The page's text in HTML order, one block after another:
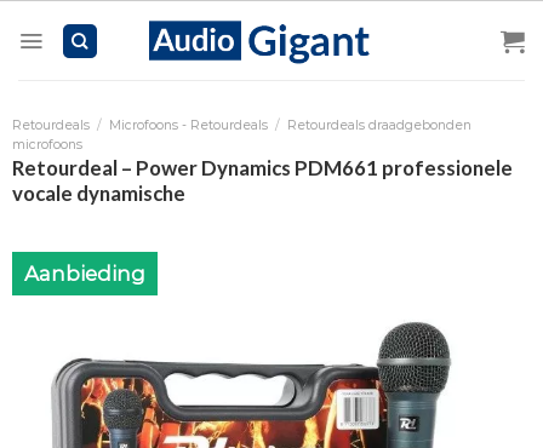
Retourdeals / Microfoons - Retourdeals / Retourdeals draadgebonden
microfoons
Retourdeal – Power Dynamics PDM661 professionele
vocale dynamische
Aanbieding